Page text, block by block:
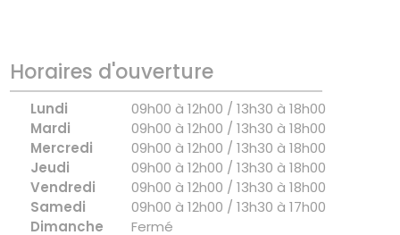
Horaires d'ouverture
Lundi
09h00 à 12h00 / 13h30 à 18h00
Mardi
09h00 à 12h00 / 13h30 à 18h00
Mercredi
09h00 à 12h00 / 13h30 à 18h00
Jeudi
09h00 à 12h00 / 13h30 à 18h00
Vendredi
09h00 à 12h00 / 13h30 à 18h00
Samedi
09h00 à 12h00 / 13h30 à 17h00
Dimanche
Fermé